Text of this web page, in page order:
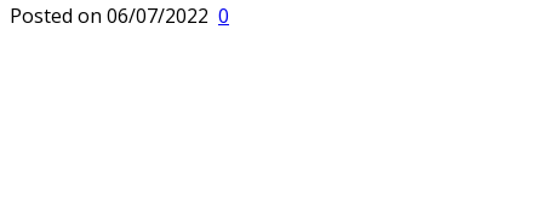
Posted on 06/07/2022 0